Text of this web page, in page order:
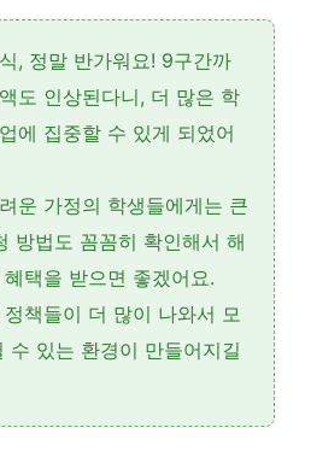
, 정말 반가워요! 9구간까
도 인상된다니, 더 많은 학
에 집중할 수 있게 되었어
운 가정의 학생들에게는 큰
방법도 꼼꼼히 확인해서 해
택을 받으면 좋겠어요.
책들이 더 많이 나와서 모
수 있는 환경이 만들어지길